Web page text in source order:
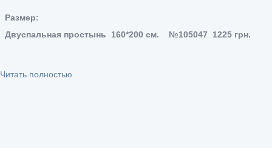
Размер:
Двуспальная простынь
160*200 см. №105047 1225 грн.
Читать полностью